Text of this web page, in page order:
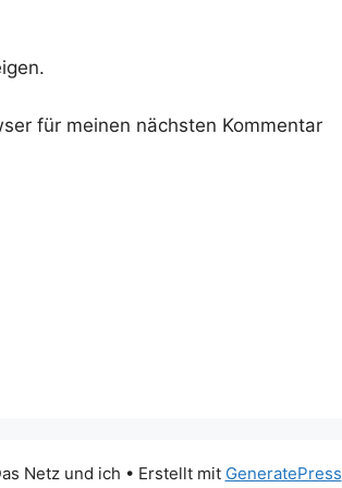
für meinen nächsten Kommentar
Netz und ich • Erstellt mit GeneratePress